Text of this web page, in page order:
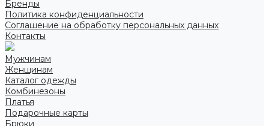
Бренды
Политика конфиденциальности
Соглашение на обработку персональных данных
Контакты
Мужчинам
Женщинам
Каталог одежды
Комбинезоны
Платья
Подарочные карты
Брюки